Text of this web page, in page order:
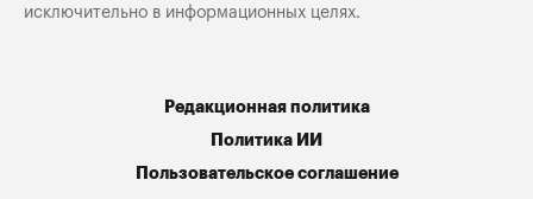
исключительно в информационных целях.
Редакционная политика
Политика ИИ
Пользовательское соглашение